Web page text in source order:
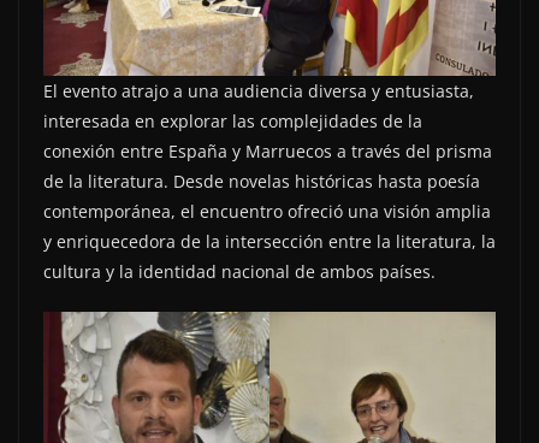
El evento atrajo a una audiencia diversa y entusiasta,
interesada en explorar las complejidades de la
conexión entre España y Marruecos a través del prisma
de la literatura. Desde novelas históricas hasta poesía
contemporánea, el encuentro ofreció una visión amplia
y enriquecedora de la intersección entre la literatura, la
cultura y la identidad nacional de ambos países.